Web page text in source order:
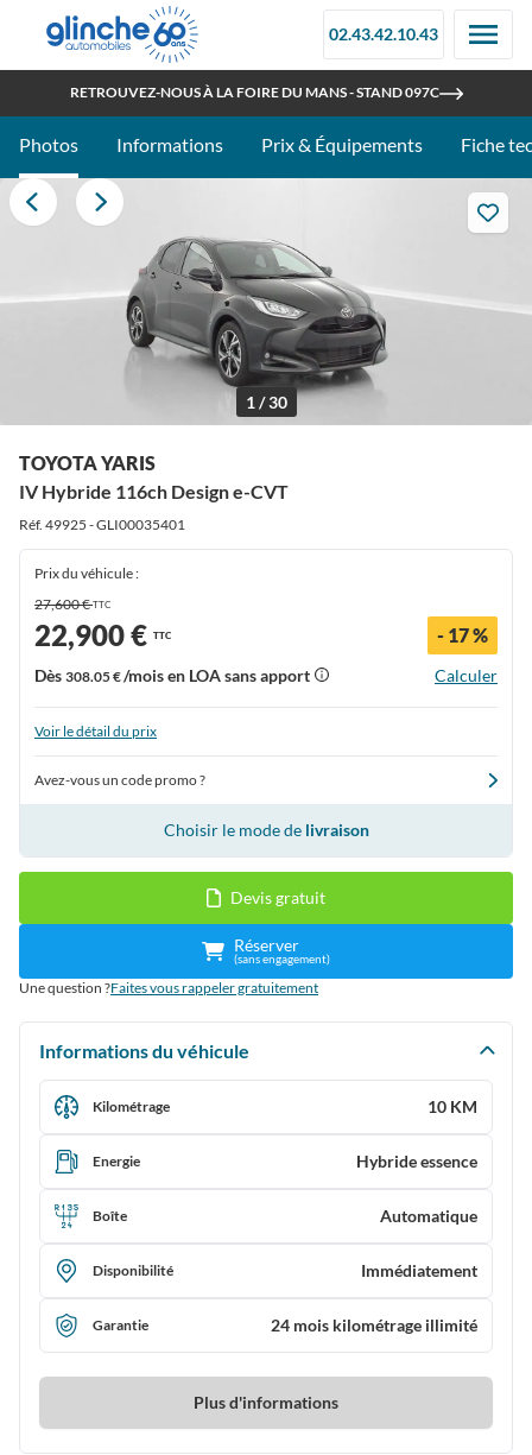
02.43.42.10.43
RETROUVEZ-NOUS À LA FOIRE DU MANS - STAND 097C
OUVERT TOUT L'ÉTÉ
Photos Informations Prix & Équipements Fiche
1 / 30
TOYOTA YARIS
IV Hybride 116ch Design e-CVT
Réf. 49925 - GLI00035401
Prix du véhicule :
27,600 €TTC
22,900 € TTC - 17 %
Dès 308.05 €/mois en LOA sans apport Calculer
Voir le détail du prix
Avez-vous un code promo ?
Choisir le mode de livraison
Devis gratuit
Réserver
(sans engagement)
Une question ?Faites vous rappeler gratuitement
Informations du véhicule
Kilométrage 10 KM
Energie Hybride essence
Boîte Automatique
Disponibilité Immédiatement
Garantie 24 mois kilométrage illimité
Plus d'informations